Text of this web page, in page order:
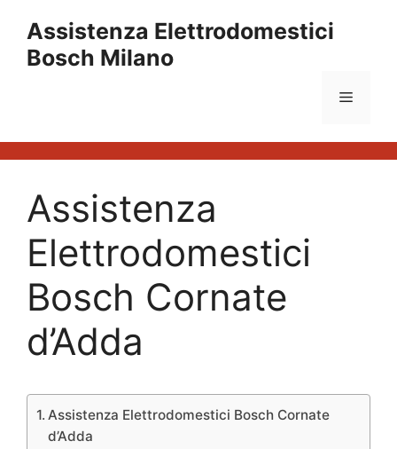
contenuto
Assistenza Elettrodomestici
Bosch Milano
Menu
Assistenza
Elettrodomestici
Bosch Cornate
d’Adda
Assistenza Elettrodomestici Bosch Cornate
d’Adda